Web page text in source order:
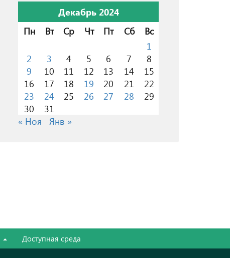
Декабрь 2024
Пн
Вт Ср Чт Пт Сб
Вс
1
2
3 4 5 6 7
8
9
10 11 12 13 14
15
16
17 18 19 20 21
22
23
24 25 26 27 28
29
30
31
« Ноя
Янв »
Доступная среда